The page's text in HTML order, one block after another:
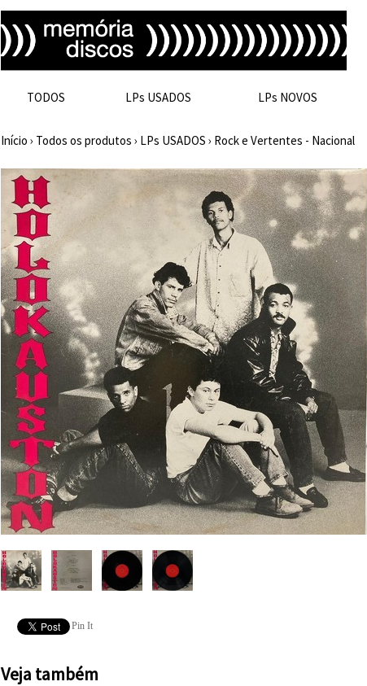
TODOS LPs USADOS LPs NOVOS
Início › Todos os produtos › LPs USADOS › Rock e Vertentes - Nacional
Pin It
Veja também